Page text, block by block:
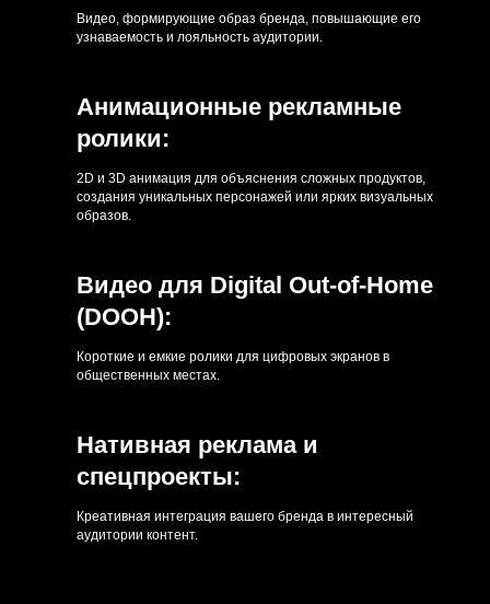
Видео, формирующие образ бренда, повышающие его
узнаваемость и лояльность аудитории.
Анимационные рекламные
ролики:
2D и 3D анимация для объяснения сложных продуктов,
создания уникальных персонажей или ярких визуальных
образов.
Видео для Digital Out-of-Home
(DOOH):
Короткие и емкие ролики для цифровых экранов в
общественных местах.
Нативная реклама и
спецпроекты:
Креативная интеграция вашего бренда в интересный
аудитории контент.